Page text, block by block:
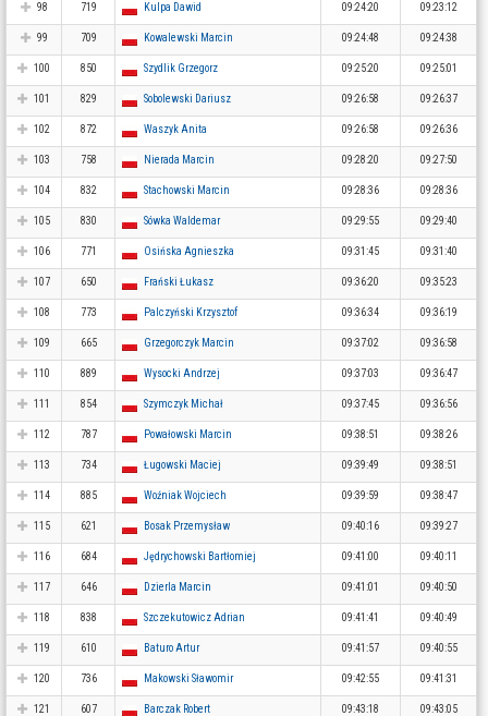
98 719 Kulpa Dawid 09:24:20 09:23:12
99 709 Kowalewski Marcin 09:24:48 09:24:38
100 850 Szydlik Grzegorz 09:25:20 09:25:01
101 829 Sobolewski Dariusz 09:26:58 09:26:37
102 872 Waszyk Anita 09:26:58 09:26:36
103 758 Nierada Marcin 09:28:20 09:27:50
104 832 Stachowski Marcin 09:28:36 09:28:36
105 830 Sówka Waldemar 09:29:55 09:29:40
106 771 Osińska Agnieszka 09:31:45 09:31:40
107 650 Frański Łukasz 09:36:20 09:35:23
108 773 Palczyński Krzysztof 09:36:34 09:36:19
109 665 Grzegorczyk Marcin 09:37:02 09:36:58
110 889 Wysocki Andrzej 09:37:03 09:36:47
111 854 Szymczyk Michał 09:37:45 09:36:56
112 787 Powałowski Marcin 09:38:51 09:38:26
113 734 Ługowski Maciej 09:39:49 09:38:51
114 885 Woźniak Wojciech 09:39:59 09:38:47
115 621 Bosak Przemysław 09:40:16 09:39:27
116 684 Jędrychowski Bartłomiej 09:41:00 09:40:11
117 646 Dzierla Marcin 09:41:01 09:40:50
118 838 Szczekutowicz Adrian 09:41:41 09:40:49
119 610 Baturo Artur 09:41:57 09:40:55
120 736 Makowski Sławomir 09:42:55 09:41:31
121 607 Barczak Robert 09:43:18 09:43:05